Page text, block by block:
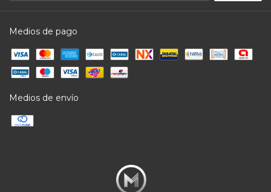
Medios de pago
Medios de envío